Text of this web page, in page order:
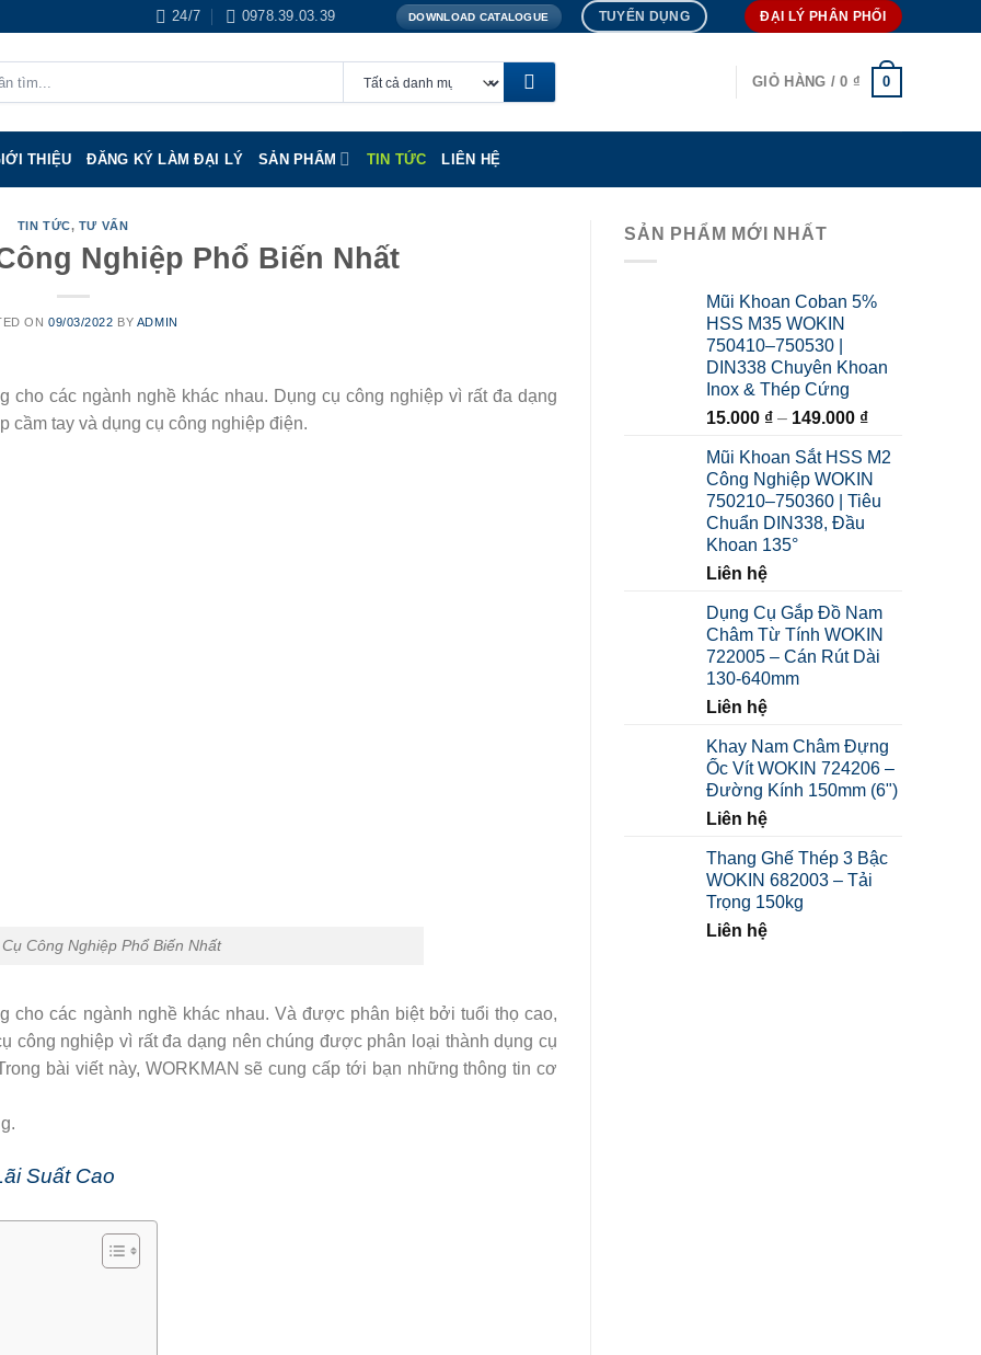
24/7 0978.39.03.39 DOWNLOAD CATALOGUE TUYỂN DỤNG ĐẠI LÝ PHÂN PHỐI
GIỎ HÀNG /0 ₫ 0
THIỆU ĐĂNG KÝ LÀM ĐẠI LÝ SẢN PHẨM TIN TỨC LIÊN HỆ
TIN TỨC, TƯ VẤN
Nghiệp Phổ Biến Nhất
ON 09/03/2022 BY ADMIN
các ngành nghề khác nhau. Dụng cụ công nghiệp vì rất đa dạng
cầm tay và dụng cụ công nghiệp điện.
Công Nghiệp Phổ Biến Nhất
các ngành nghề khác nhau. Và được phân biệt bởi tuổi thọ cao,
công nghiệp vì rất đa dạng nên chúng được phân loại thành dụng cụ
bài viết này, WORKMAN sẽ cung cấp tới bạn những thông tin cơ
Suất Cao
SẢN PHẨM MỚI NHẤT
Mũi Khoan Coban 5%
HSS M35 WOKIN
750410–750530 |
DIN338 Chuyên Khoan
Inox & Thép Cứng
15.000 ₫ – 149.000 ₫Khoảng
từ
15.000 ₫
đến
Mũi Khoan Sắt HSS M2
Công Nghiệp WOKIN
750210–750360 | Tiêu
Chuẩn DIN338, Đầu
Khoan 135°
Liên hệ
Dụng Cụ Gắp Đồ Nam
Châm Từ Tính WOKIN
722005 – Cán Rút Dài
130-640mm
Liên hệ
Khay Nam Châm Đựng
Ốc Vít WOKIN 724206 –
Đường Kính 150mm (6")
Liên hệ
Thang Ghế Thép 3 Bậc
WOKIN 682003 – Tải
Trọng 150kg
Liên hệ